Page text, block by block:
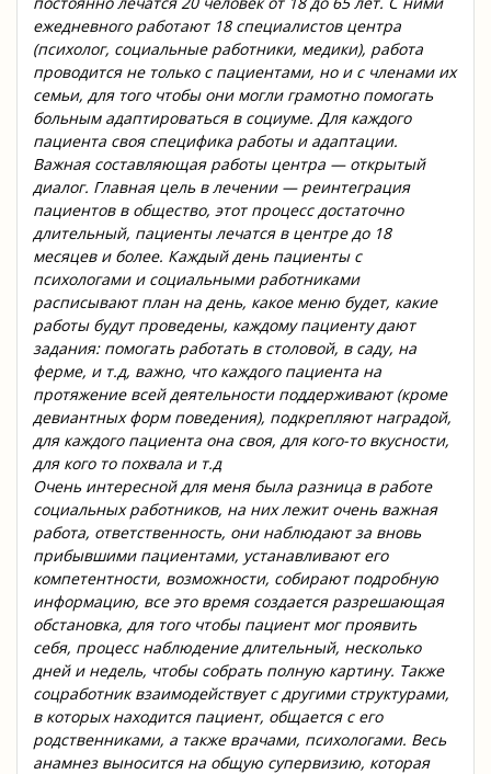
ежедневного работают 18 специалистов центра
(психолог, социальные работники, медики), работа
проводится не только с пациентами, но и с членами их
семьи, для того чтобы они могли грамотно помогать
больным адаптироваться в социуме. Для каждого
пациента своя специфика работы и адаптации.
Важная составляющая работы центра — открытый
диалог. Главная цель в лечении — реинтеграция
пациентов в общество, этот процесс достаточно
длительный, пациенты лечатся в центре до 18
месяцев и более. Каждый день пациенты с
психологами и социальными работниками
расписывают план на день, какое меню будет, какие
работы будут проведены, каждому пациенту дают
задания: помогать работать в столовой, в саду, на
ферме, и т.д, важно, что каждого пациента на
протяжение всей деятельности поддерживают (кроме
девиантных форм поведения), подкрепляют наградой,
для каждого пациента она своя, для кого-то вкусности,
для кого то похвала и т.д
Очень интересной для меня была разница в работе
социальных работников, на них лежит очень важная
работа, ответственность, они наблюдают за вновь
прибывшими пациентами, устанавливают его
компетентности, возможности, собирают подробную
информацию, все это время создается разрешающая
обстановка, для того чтобы пациент мог проявить
себя, процесс наблюдение длительный, несколько
дней и недель, чтобы собрать полную картину. Также
соцработник взаимодействует с другими структурами,
в которых находится пациент, общается с его
родственниками, а также врачами, психологами. Весь
анамнез выносится на общую супервизию, которая